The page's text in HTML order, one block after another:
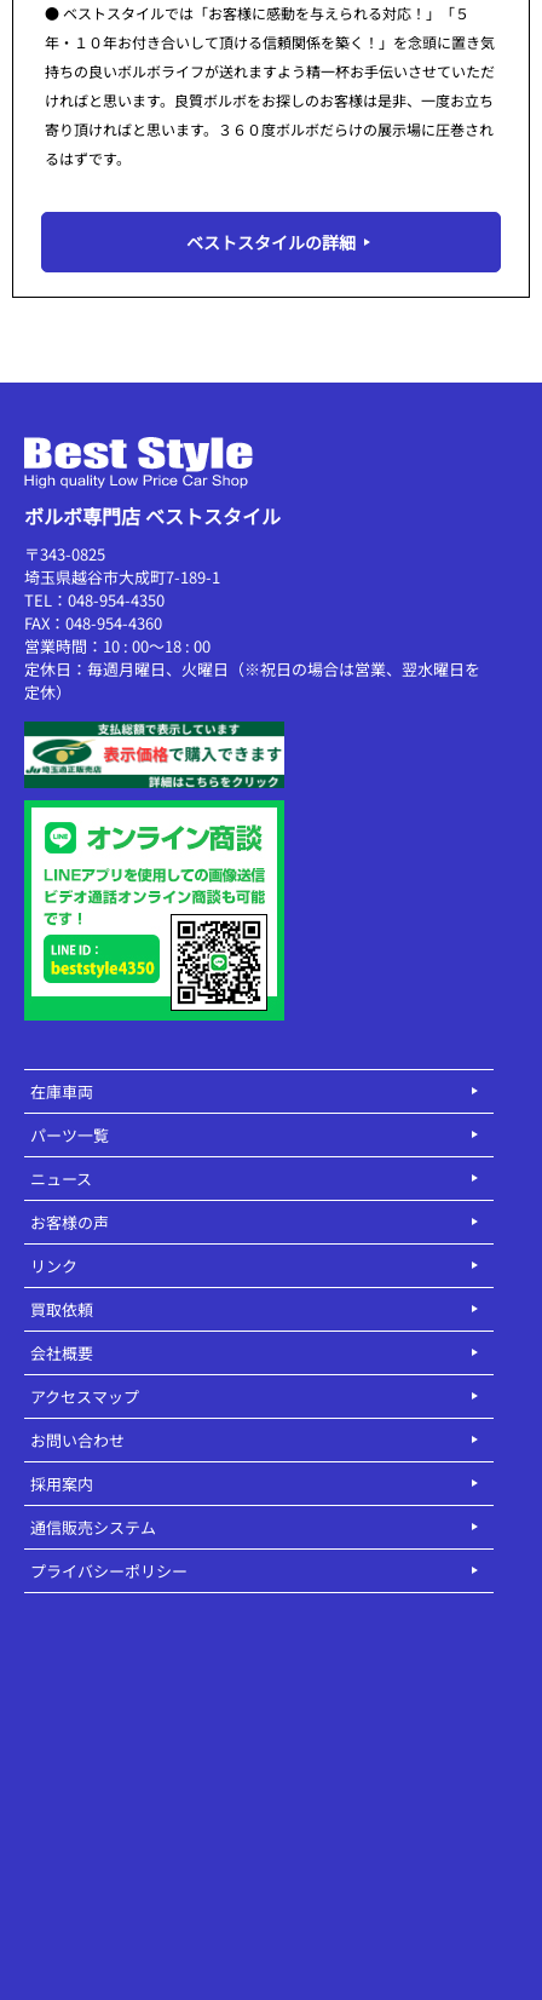
● ベストスタイルでは「お客様に感動を与えられる対応！」「５
年・１０年お付き合いして頂ける信頼関係を築く！」を念頭に置き気
持ちの良いボルボライフが送れますよう精一杯お手伝いさせていただ
ければと思います。良質ボルボをお探しのお客様は是非、一度お立ち
寄り頂ければと思います。３６０度ボルボだらけの展示場に圧巻され
るはずです。
ベストスタイルの詳細
ボルボ専門店 ベストスタイル
〒343-0825
埼玉県越谷市大成町7-189-1
TEL：048-954-4350
FAX：048-954-4360
営業時間：10 : 00～18 : 00
定休日：毎週月曜日、火曜日（※祝日の場合は営業、翌水曜日を
定休）
在庫車両
パーツ一覧
ニュース
お客様の声
リンク
買取依頼
会社概要
アクセスマップ
お問い合わせ
採用案内
通信販売システム
プライバシーポリシー